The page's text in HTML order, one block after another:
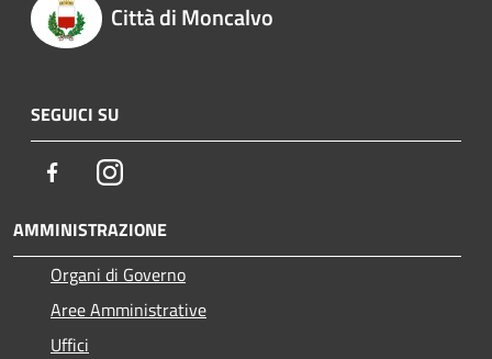
Città di Moncalvo
SEGUICI SU
FacebookInstagram
AMMINISTRAZIONE
Organi di Governo
Aree Amministrative
Uffici